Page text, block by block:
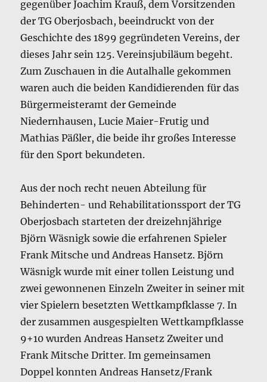
gegenüber Joachim Krauß, dem Vorsitzenden
der TG Oberjosbach, beeindruckt von der
Geschichte des 1899 gegründeten Vereins, der
dieses Jahr sein 125. Vereinsjubiläum begeht.
Zum Zuschauen in die Autalhalle gekommen
waren auch die beiden Kandidierenden für das
Bürgermeisteramt der Gemeinde
Niedernhausen, Lucie Maier-Frutig und
Mathias Päßler, die beide ihr großes Interesse
für den Sport bekundeten.
Aus der noch recht neuen Abteilung für
Behinderten- und Rehabilitationssport der TG
Oberjosbach starteten der dreizehnjährige
Björn Wäsnigk sowie die erfahrenen Spieler
Frank Mitsche und Andreas Hansetz. Björn
Wäsnigk wurde mit einer tollen Leistung und
zwei gewonnenen Einzeln Zweiter in seiner mit
vier Spielern besetzten Wettkampfklasse 7. In
der zusammen ausgespielten Wettkampfklasse
9+10 wurden Andreas Hansetz Zweiter und
Frank Mitsche Dritter. Im gemeinsamen
Doppel konnten Andreas Hansetz/Frank